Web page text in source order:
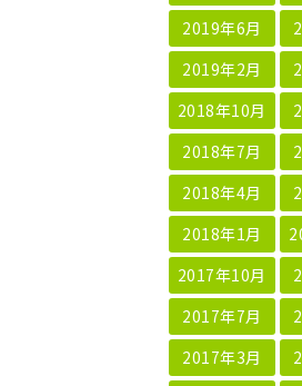
2019年6月
2019年2月
2018年10月
2018年7月
2018年4月
2018年1月
2017年10月
2017年7月
2017年3月